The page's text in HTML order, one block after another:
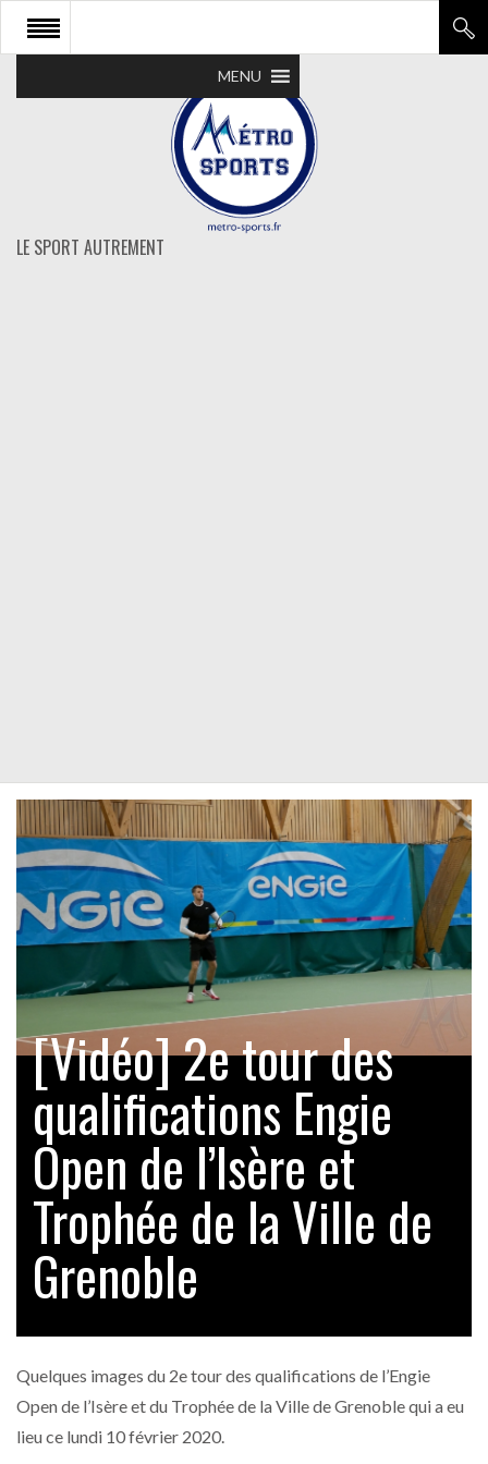
LE SPORT AUTREMENT
MENU
[Vidéo] 2e tour des
qualifications Engie
Open de l’Isère et
Trophée de la Ville de
Grenoble
Quelques images du 2e tour des qualifications de l’Engie
Open de l’Isère et du Trophée de la Ville de Grenoble qui a eu
lieu ce lundi 10 février 2020.